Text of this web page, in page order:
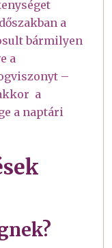
a
bármilyen
a
–
a
a naptári